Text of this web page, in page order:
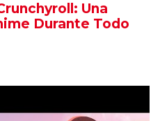
Una
Durante Todo